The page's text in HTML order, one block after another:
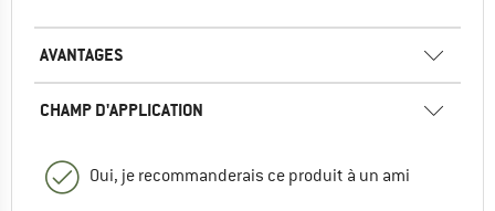
AVANTAGES
CHAMP D'APPLICATION
Oui, je recommanderais ce produit à un ami